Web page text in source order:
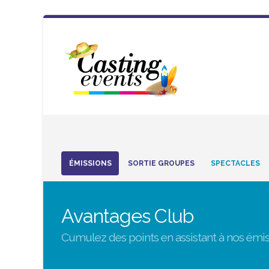
ÉMISSIONS SORTIE GROUPES SPECTACLES
Avantages Club
Cumulez des points en assistant à nos